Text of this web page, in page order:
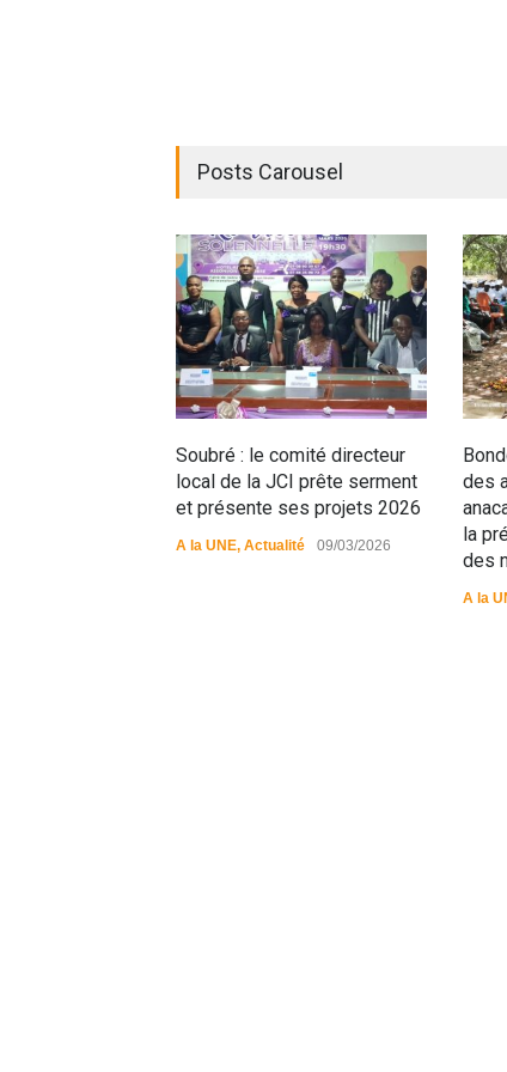
Posts Carousel
Soubré : le comité directeur
local de la JCI prête serment
et présente ses projets 2026
A la UNE, Actualité 09/03/2026
des
la
des
A la